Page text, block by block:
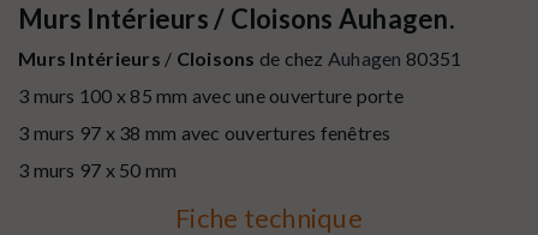
Murs Intérieurs / Cloisons Auhagen.
Murs Intérieurs / Cloisons de chez Auhagen 80351
3 murs 100 x 85 mm avec une ouverture porte
3 murs 97 x 38 mm avec ouvertures fenêtres
3 murs 97 x 50 mm
Fiche technique